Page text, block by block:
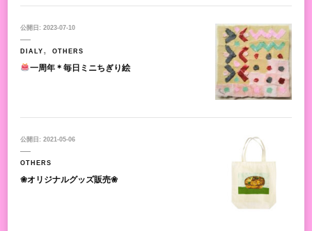
公開日: 2023-07-10
DIALY OTHERS
一周年＊毎日ミニちぎり絵
公開日: 2021-05-06
OTHERS
❀オリジナルグッズ販売❀